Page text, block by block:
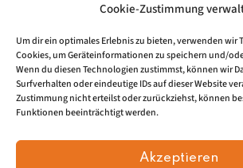
Cookie-Zustimmung
Um dir ein optimales Erlebnis zu bieten, verwenden wir
Cookies, um Geräteinformationen zu speichern und/
Wenn du diesen Technologien zustimmst, können wir
Surfverhalten oder eindeutige IDs auf dieser Website
Zustimmung nicht erteilst oder zurückziehst, können
Funktionen beeinträchtigt werden.
Akzeptieren
© 2026, Mundartretter.de